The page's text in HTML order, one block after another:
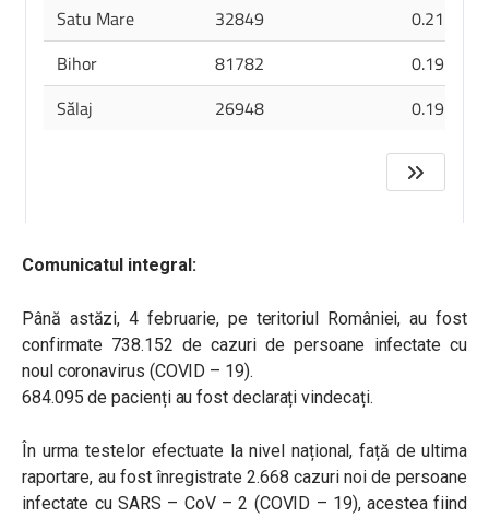
Comunicatul integral:
Până astăzi, 4 februarie, pe teritoriul României, au fost
confirmate 738.152 de cazuri de persoane infectate cu
noul coronavirus (COVID – 19).
684.095 de pacienți au fost declarați vindecați.
În urma testelor efectuate la nivel național, față de ultima
raportare, au fost înregistrate 2.668 cazuri noi de persoane
infectate cu SARS – CoV – 2 (COVID – 19), acestea fiind